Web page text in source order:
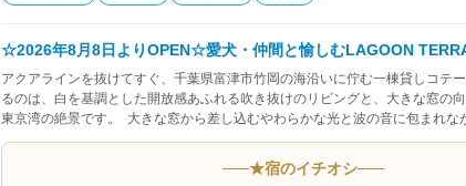
☆2026年8月8日よりOPEN☆愛犬・仲間と愉しむLAGOON
アクアラインを抜けてすぐ、千葉県富津市竹岡の海沿いに佇む一棟貸しコテ
るのは、白を基調とした開放感あふれる吹き抜けのリビングと、大きな窓の
東京湾の絶景です。 大きな窓から差し込むやわらかな光と波の音に包まれな
たりとお過ごしいただけます。 お部屋やベッドルームからも海を一望でき、
い海と空のグラデーションをお楽しみいただけます。
★宿のイチオシ